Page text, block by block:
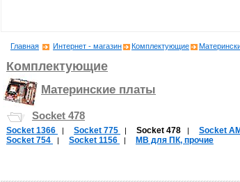
Главная Интернет - магазин Комплектующие
Комплектующие
Материнские платы
Socket 478
Socket 1366 | Socket 775 | Socket 478 | Socket
Socket 754 | Socket 1156 | MB для ПК, прочие